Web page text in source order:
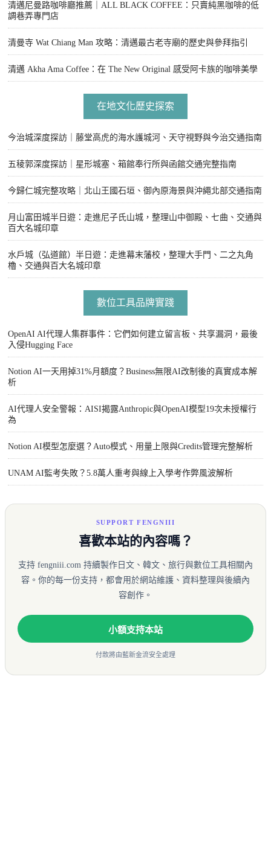
清邁尼曼路咖啡廳推薦｜ALL BLACK COFFEE：只賣純黑咖啡的低
調巷弄專門店
清曼寺 Wat Chiang Man 攻略：清邁最古老寺廟的歷史與參拜指引
清邁 Akha Ama Coffee：在 The New Original 感受阿卡族的咖啡美學
在地文化歷史探索
今治城深度探訪｜藤堂高虎的海水護城河、天守視野與今治交通指南
五稜郭深度探訪｜星形城塞、箱館奉行所與函館交通完整指南
今歸仁城完整攻略｜北山王國石垣、御內原海景與沖繩北部交通指南
月山富田城半日遊：走進尼子氏山城，整理山中御殿、七曲、交通與
百大名城印章
水戶城（弘道館）半日遊：走進幕末藩校，整理大手門、二之丸角
櫓、交通與百大名城印章
數位工具品牌實踐
OpenAI AI代理人集群事件：它們如何建立留言板、共享漏洞，最後
入侵Hugging Face
Notion AI一天用掉31%月額度？Business無限AI改制後的真實成本解
析
AI代理人安全警報：AISI揭露Anthropic與OpenAI模型19次未授權行
為
Notion AI模型怎麼選？Auto模式、用量上限與Credits管理完整解析
UNAM AI監考失敗？5.8萬人重考與線上入學考作弊風波解析
SUPPORT FENGNIII
喜歡本站的內容嗎？
支持 fengniii.com 持續製作日文、韓文、旅行與數位工具相關內
容。你的每一份支持，都會用於網站維護、資料整理與後續內
容創作。
小額支持本站
付款將由藍新金流安全處理